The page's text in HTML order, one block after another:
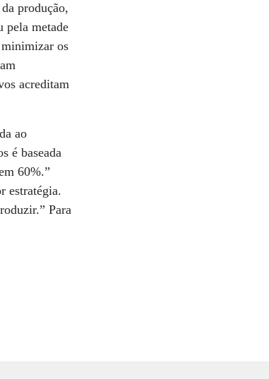
produção,
pela metade
minimizar os
acreditam
ao
é baseada
60%.”
estratégia.
Para